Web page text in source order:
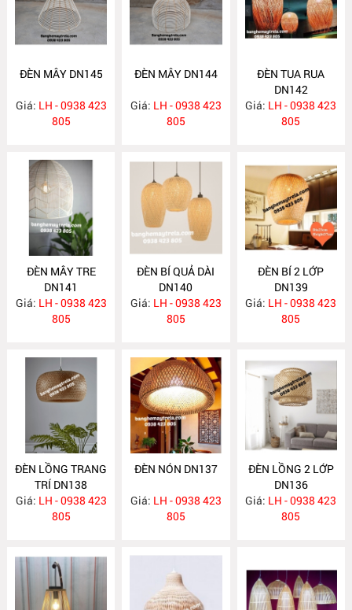
ĐÈN MÂY DN145
Giá: LH - 0938 423
805
ĐÈN MÂY DN144
Giá: LH - 0938 423
805
ĐÈN TUA RUA
DN142
Giá: LH - 0938 423
805
ĐÈN MÂY TRE
DN141
Giá: LH - 0938 423
805
ĐÈN BÍ QUẢ DÀI
DN140
Giá: LH - 0938 423
805
ĐÈN BÍ 2 LỚP
DN139
Giá: LH - 0938 423
805
ĐÈN LỒNG TRANG
TRÍ DN138
Giá: LH - 0938 423
805
ĐÈN NÓN DN137
Giá: LH - 0938 423
805
ĐÈN LỒNG 2 LỚP
DN136
Giá: LH - 0938 423
805